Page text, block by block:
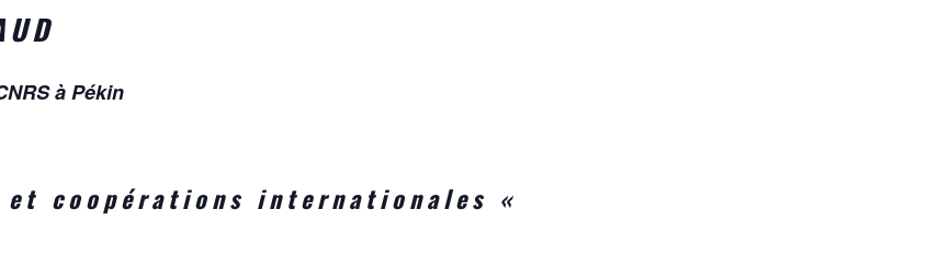
à Pékin
et coopérations internationales «